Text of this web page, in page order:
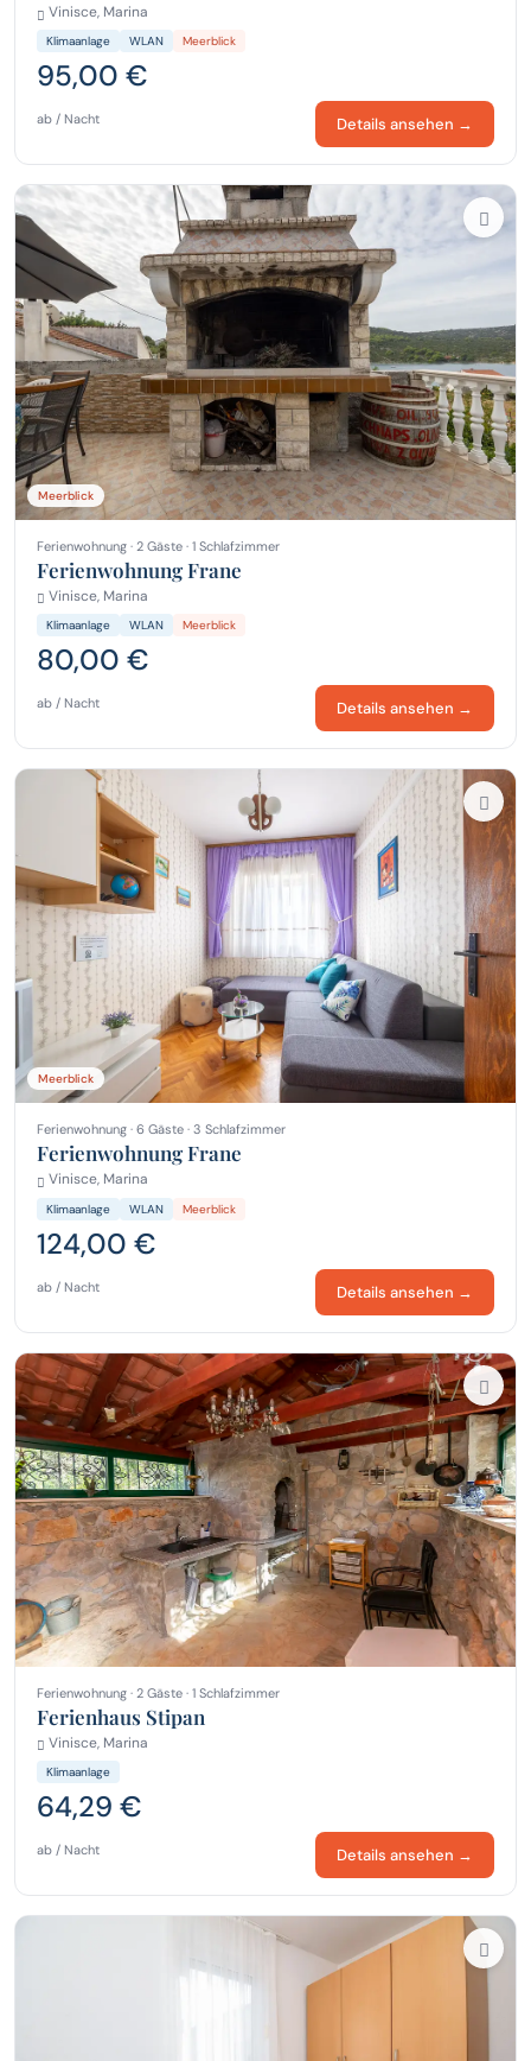
Vinisce, Marina
Klimaanlage WLAN Meerblick
95,00 €
ab / Nacht Details ansehen →
Meerblick
Ferienwohnung · 2 Gäste · 1 Schlafzimmer
Ferienwohnung Frane
Vinisce, Marina
Klimaanlage WLAN Meerblick
80,00 €
ab / Nacht Details ansehen →
Meerblick
Ferienwohnung · 6 Gäste · 3 Schlafzimmer
Ferienwohnung Frane
Vinisce, Marina
Klimaanlage WLAN Meerblick
124,00 €
ab / Nacht Details ansehen →
Ferienwohnung · 2 Gäste · 1 Schlafzimmer
Ferienhaus Stipan
Vinisce, Marina
Klimaanlage
64,29 €
ab / Nacht Details ansehen →